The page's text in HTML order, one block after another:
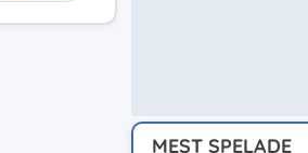
MEST SPELADE